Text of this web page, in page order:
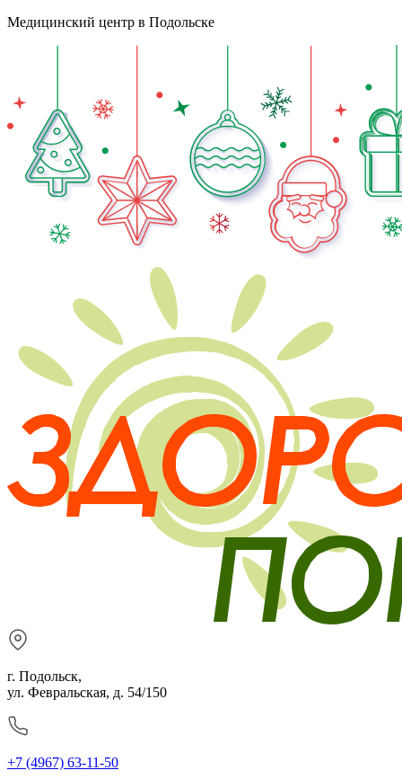
Медицинский центр в Подольске
г. Подольск,
ул. Февральская, д. 54/150
+7 (4967) 63-11-50